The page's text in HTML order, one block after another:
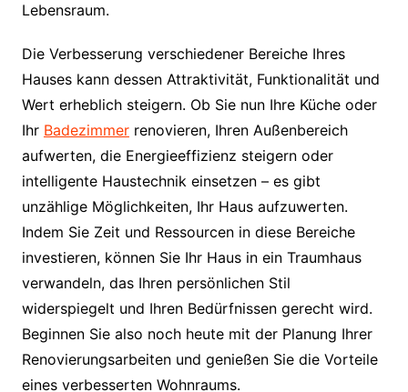
Lebensraum.
Die Verbesserung verschiedener Bereiche Ihres
Hauses kann dessen Attraktivität, Funktionalität und
Wert erheblich steigern. Ob Sie nun Ihre Küche oder
Ihr Badezimmerrenovieren, Ihren Außenbereich
aufwerten, die Energieeffizienz steigern oder
intelligente Haustechnik einsetzen – es gibt
unzählige Möglichkeiten, Ihr Haus aufzuwerten.
Indem Sie Zeit und Ressourcen in diese Bereiche
investieren, können Sie Ihr Haus in ein Traumhaus
verwandeln, das Ihren persönlichen Stil
widerspiegelt und Ihren Bedürfnissen gerecht wird.
Beginnen Sie also noch heute mit der Planung Ihrer
Renovierungsarbeiten und genießen Sie die Vorteile
eines verbesserten Wohnraums.